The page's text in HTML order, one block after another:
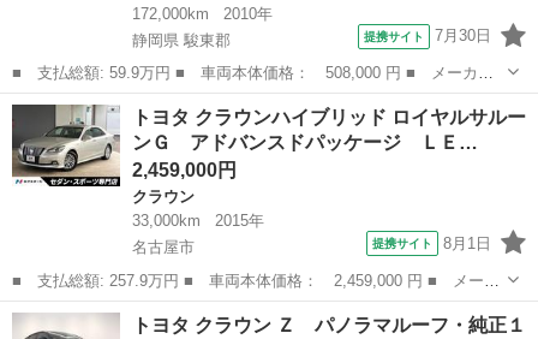
172,000km
2010年
静岡県 駿東郡
提携サイト 7月30日
■ 支払総額: 59.9万円 ■ 車両本体価格： 508,000 円 ■ メーカー
名： トヨタ ■ 車種名： クラウンハイブリッド ■ グレード
名： Ｌパッケージ ■ 排気量： 3500cc ■ ドア枚数： 4D ■ ミ
ッ...
静岡 駿東郡 クラウン
トヨタ クラウンハイブリッド ロイヤルサルー
ンＧ アドバンスドパッケージ ＬＥ…
2,459,000円
クラウン
33,000km
2015年
名古屋市
提携サイト 8月1日
■ 支払総額: 257.9万円 ■ 車両本体価格： 2,459,000 円 ■ メーカ
ー名： トヨタ ■ 車種名： クラウンハイブリッド ■ グレード
名： ロイヤルサルーンＧ アドバンスドパッケージ ＬＥＤＦヘッ
愛知 名古屋市 クラウン
トヨタ クラウン Ｚ パノラマルーフ・純正１